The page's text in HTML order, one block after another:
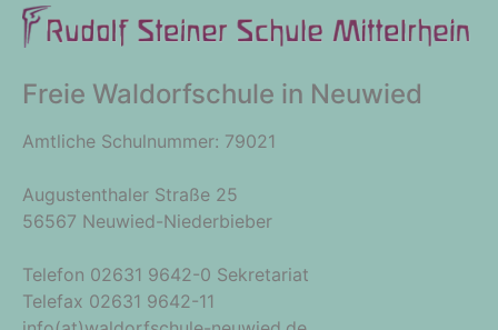
Freie Waldorfschule in Neuwied
Amtliche Schulnummer: 79021
Augustenthaler Straße 25
56567 Neuwied-Niederbieber
Telefon 02631 9642-0 Sekretariat
Telefax 02631 9642-11